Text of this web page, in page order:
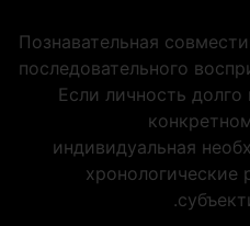
Познавательная
последовательного
Если личность
индивидуальная
хронологические